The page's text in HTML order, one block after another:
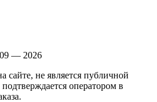
— 2026
сайте, не является публичной
оператором в